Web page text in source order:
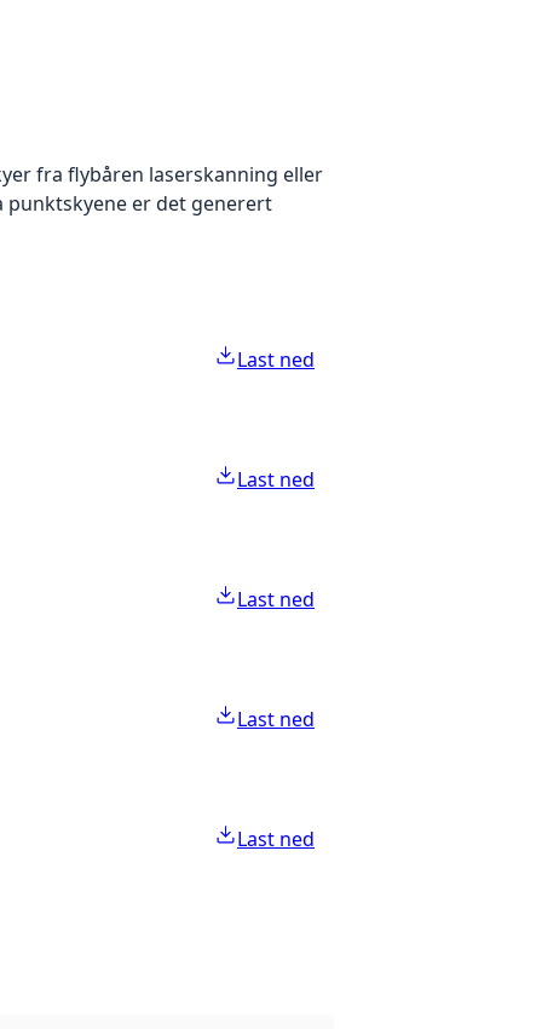
fra flybåren laserskanning eller
punktskyene er det generert
Last ned
Last ned
Last ned
Last ned
Last ned